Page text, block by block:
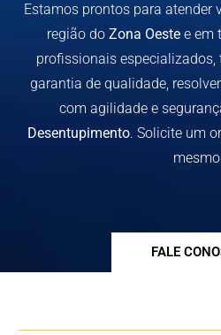
Estamos prontos para atender
região do Zona Oestee em
profissionais
garantia de qualidade,
com agilidade e
Desentupimento. Solicite um
FALE